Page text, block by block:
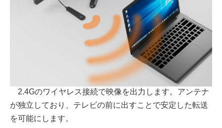
2.4Gのワイヤレス接続で映像を出力します。アンテナ
が独立しており、テレビの前に出すことで安定した転送
を可能にします。